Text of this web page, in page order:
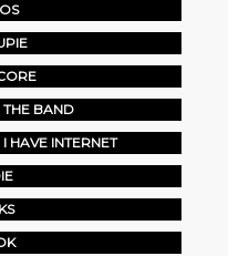
THE BAND
HAVE INTERNET